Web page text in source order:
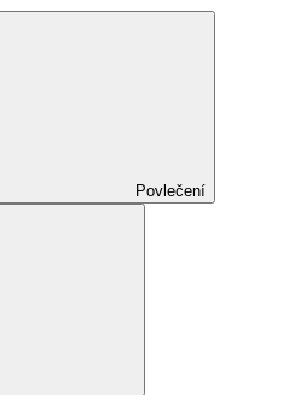
Povlečení